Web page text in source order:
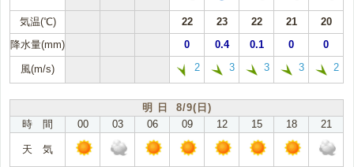
気温(℃) 22 23 22 21
20
降水量(mm)
0 0.4 0.1 0 0
風(m/s) 2 3 3 3 2
明 日 8/9(日)
時 間
00 03 06 09 12 15 18 21
天 気